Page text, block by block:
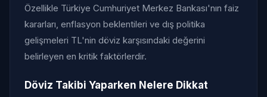
Özellikle Türkiye Cumhuriyet Merkez Bankası'nın faiz
kararları, enflasyon beklentileri ve dış politika
gelişmeleri TL'nin döviz karşısındaki değerini
belirleyen en kritik faktörlerdir.
Döviz Takibi Yaparken Nelere Dikkat